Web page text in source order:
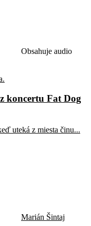
Obsahuje audio
koncertu Fat Dog
uteká z miesta činu...
Marián Šintaj